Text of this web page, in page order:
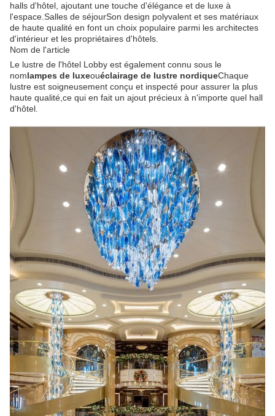
halls d'hôtel, ajoutant une touche d'élégance et de luxe à
l'espace.Salles de séjourSon design polyvalent et ses matériaux
de haute qualité en font un choix populaire parmi les architectes
d'intérieur et les propriétaires d'hôtels.
Nom de l'article
Le lustre de l'hôtel Lobby est également connu sous le
nomlampes de luxeouéclairage de lustre nordiqueChaque
lustre est soigneusement conçu et inspecté pour assurer la plus
haute qualité,ce qui en fait un ajout précieux à n'importe quel hall
d'hôtel.